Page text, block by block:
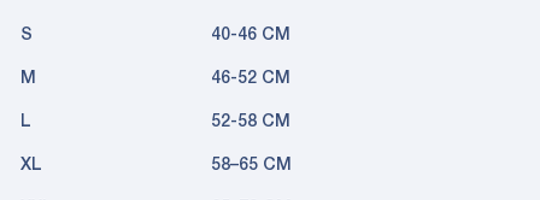
S 40-46 CM
M 46-52 CM
L 52-58 CM
XL 58–65 CM